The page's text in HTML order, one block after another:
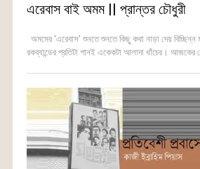
এরেবাস বাই অমম || প্রান্তর চৌধুরী
অমমের ‘এরেবাস’ শুনতে শুনতে কিছু কথা নাড়া দেয়
রকব্যান্ডের প্রতিটা গানই একেকটা আলাদা ধাঁচের। আজকের